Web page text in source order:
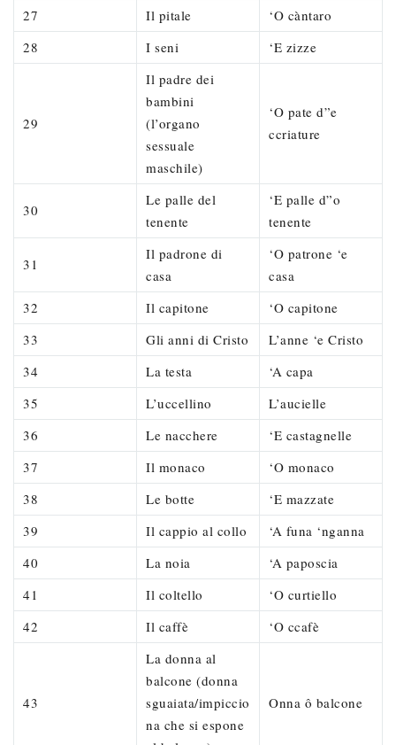
27 Il pitale
‘O càntaro
28
I seni ‘E zizze
29
Il padre dei
bambini
(l’organo
sessuale
maschile)
‘O pate d”e
ccriature
30
Le palle del
tenente
‘E palle d”o
tenente
31
Il padrone di
casa
‘O patrone ‘e
casa
32
Il capitone
‘O capitone
33
Gli anni di Cristo
L’anne ‘e Cristo
34
La testa
‘A capa
35
L’uccellino
L’aucielle
36
Le nacchere
‘E castagnelle
37
Il monaco
‘O monaco
38
Le botte
‘E mazzate
39
Il cappio al collo
‘A funa ‘nganna
40
La noia
‘A paposcia
41
Il coltello
‘O curtiello
42
Il caffè ‘O ccafè
43
La donna al
balcone (donna
sguaiata/impiccio
na che si espone
Onna ô balcone